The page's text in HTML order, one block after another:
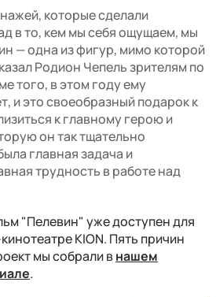
которые сделали
в то, кем мы себя ощущаем, мы
— одна из фигур, мимо которой
Родион Чепель зрителям по
того, в этом году ему
и это своеобразный подарок к
к главному герою и
он так тщательно
главная задача и
трудность в работе над
"Пелевин" уже доступен для
KION. Пять причин
мы собрали внашем
.